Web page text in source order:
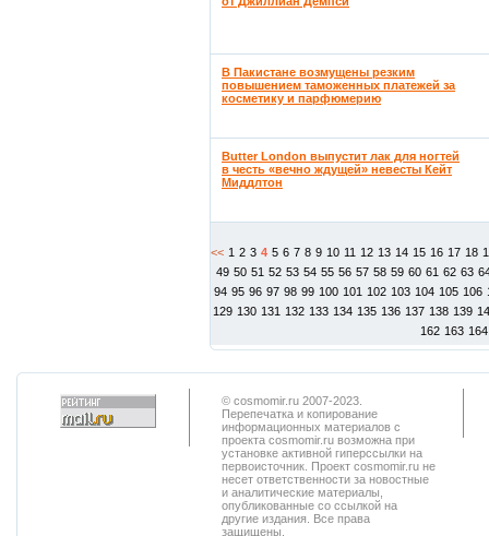
В Пакистане возмущены резким
повышением таможенных платежей за
косметику и парфюмерию
Butter London выпустит лак для ногтей
в честь «вечно ждущей» невесты Кейт
Миддлтон
<< 1 2 3 4 5 6 7 8 9 10 11 12 13 14 15 16 17 18
49 50 51 52 53 54 55 56 57 58 59 60 61 62 63
94 95 96 97 98 99 100 101 102 103 104 105 106
129 130 131 132 133 134 135 136 137 138 139
162 163 164
© cosmomir.ru 2007-2023.
Перепечатка и копирование
информационных материалов с
проекта cosmomir.ru возможна при
установке активной гиперссылки на
первоисточник. Проект cosmomir.ru не
несет ответственности за новостные
и аналитические материалы,
опубликованные со ссылкой на
другие издания. Все права
защищены.